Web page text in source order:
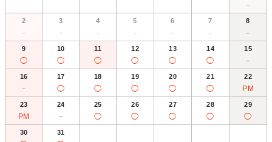
－
2
－
3
－
4
－
5
－
6
－
7
－
8
－
9
◯
10
◯
11
◯
12
◯
13
◯
14
◯
15
－
16
－
17
◯
18
◯
19
◯
20
◯
21
◯
22
PM
23
PM
24
－
25
◯
26
◯
27
◯
28
◯
29
◯
30 31